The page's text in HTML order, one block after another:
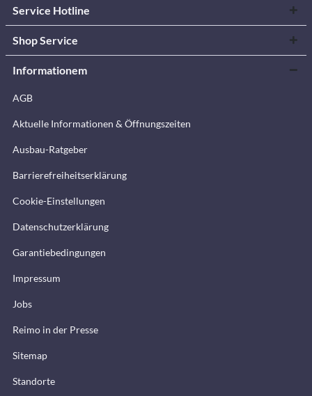
Service Hotline
Shop Service
Informationem
AGB
Aktuelle Informationen & Öffnungszeiten
Ausbau-Ratgeber
Barrierefreiheitserklärung
Cookie-Einstellungen
Datenschutzerklärung
Garantiebedingungen
Impressum
Jobs
Reimo in der Presse
Sitemap
Standorte